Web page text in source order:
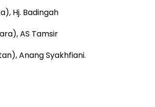
Hj. Badingah
AS Tamsir
Anang Syakhfiani.